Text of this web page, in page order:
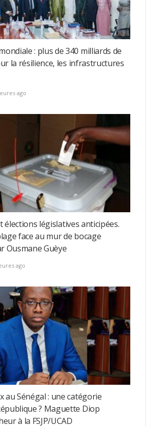
: plus de 340 milliards de
la résilience, les infrastructures
ago
élections législatives anticipées.
face au mur de bocage
Ousmane Guèye
ago
au Sénégal : une catégorie
? Maguette Diop
à la FSJP/UCAD